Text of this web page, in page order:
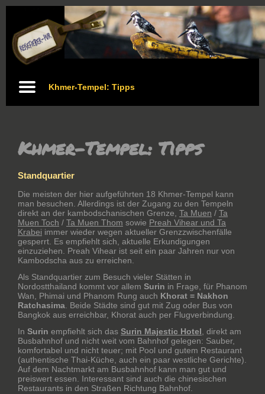
Khmer-Tempel: Tipps
Khmer-Tempel: Tipps
Standquartier
Die meisten der hier aufgeführten 18 Khmer-Tempel kann
man besuchen. Allerdings ist der Zugang zu den Tempeln
direkt an der kambodschanischen Grenze, Ta Muen / Ta
Muen Toch / Ta Muen Thom sowie Preah Vihear und Ta
Krabei immer wieder wegen aktueller Grenzzwischenfälle
gesperrt. Es empfiehlt sich, aktuelle Erkundigungen
einzuziehen. Preah Vihear ist seit ein paar Jahren nur von
Kambodscha aus zu erreichen.
Als Standquartier zum Besuch vieler Stätten in
Nordostthailand kommt vor allem Surin in Frage, für Phanom
Wan, Phimai und Phanom Rung auch Khorat = Nakhon
Ratchasima . Beide Städte sind gut mit Zug oder Bus von
Bangkok aus erreichbar, Khorat auch per Flugverbindung.
In Surin empfiehlt sich das Surin Majestic Hotel , direkt am
Busbahnhof und nicht weit vom Bahnhof gelegen: Sauber,
komfortabel und nicht teuer; mit Pool und gutem Restaurant
(authentische Thai-Küche, auch ein paar westliche Gerichte).
Auf dem Nachtmarkt am Busbahnhof kann man gut und
preiswert essen. Interessant sind auch die chinesischen
Restaurants in den Straßen Richtung Bahnhof.